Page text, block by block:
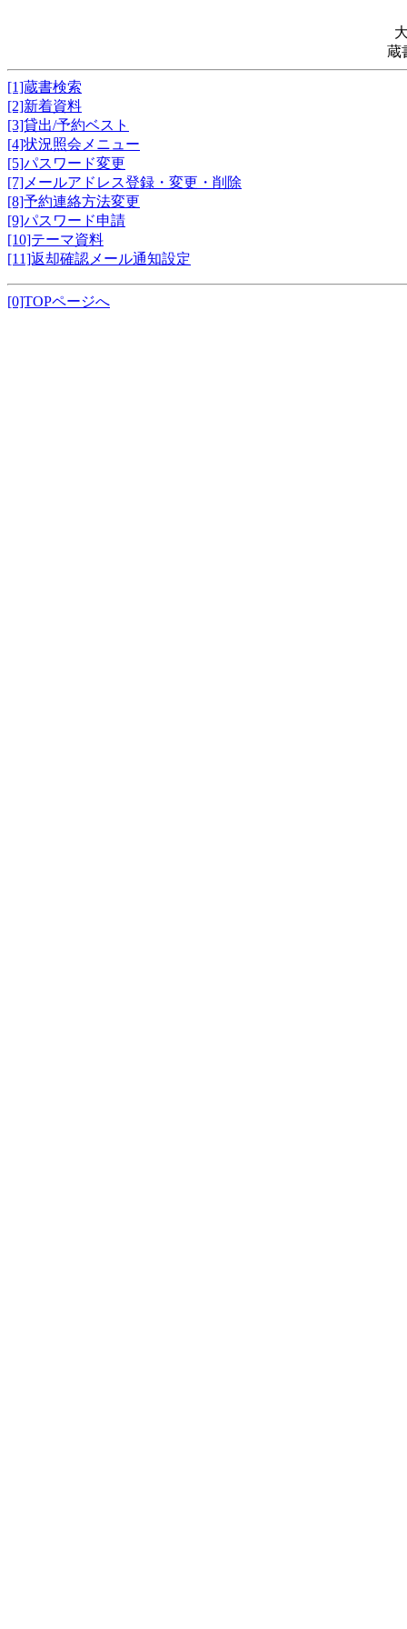
蔵
[1]蔵書検索
[2]新着資料
[3]貸出/予約ベスト
[4]状況照会メニュー
[5]パスワード変更
[7]メールアドレス登録・変更・削除
[8]予約連絡方法変更
[9]パスワード申請
[10]テーマ資料
[11]返却確認メール通知設定
[0]TOPページへ